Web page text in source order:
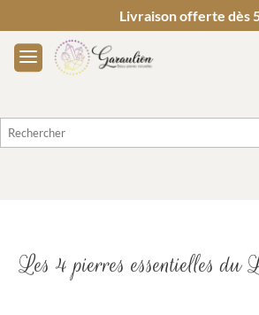
Livraison offerte dès
Les 4 pierres essentielles du